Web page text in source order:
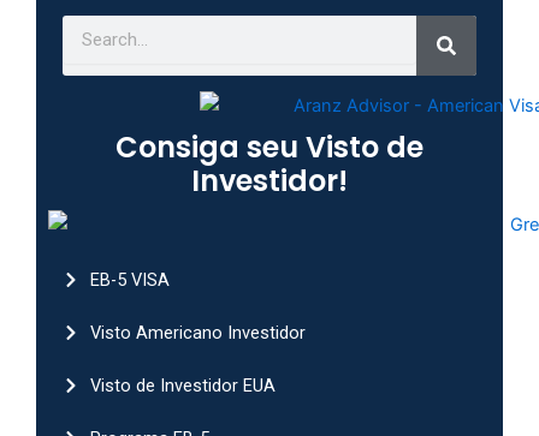
Search
Consiga seu Visto de
Investidor!
EB-5 VISA
Visto Americano Investidor
Visto de Investidor EUA